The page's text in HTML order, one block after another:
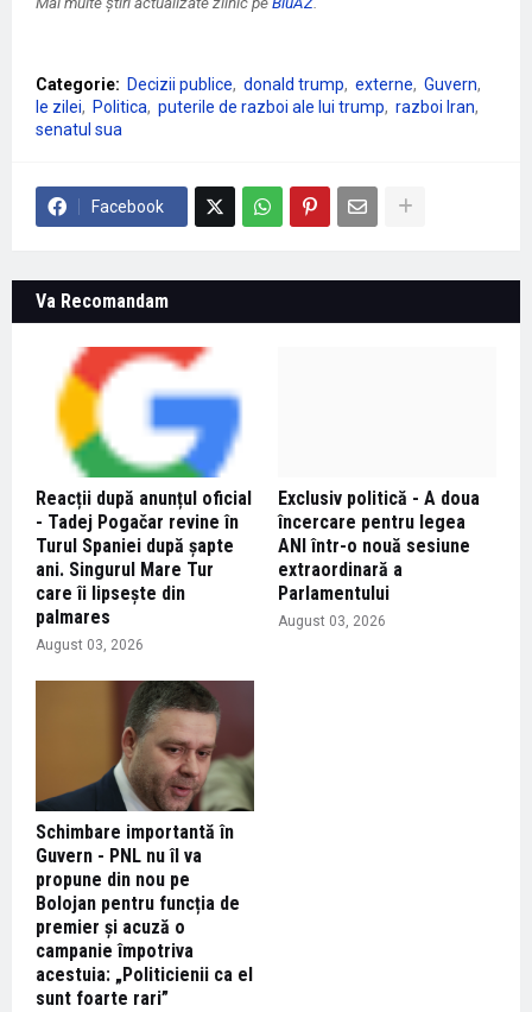
Categorie: Decizii publice donald trump externe
Guvern
le zilei
Politica puterile de razboi ale lui trump
razboi Iran
senatul sua
Facebook
Va Recomandam
Reacții după anunțul oficial
- Tadej Pogačar revine în
Turul Spaniei după șapte
ani. Singurul Mare Tur
care îi lipsește din
palmares
August 03, 2026
Exclusiv politică - A doua
încercare pentru legea
ANI într-o nouă sesiune
extraordinară a
Parlamentului
August 03, 2026
Schimbare importantă în
Guvern - PNL nu îl va
propune din nou pe
Bolojan pentru funcția de
premier și acuză o
campanie împotriva
acestuia: „Politicienii ca el
sunt foarte rari”